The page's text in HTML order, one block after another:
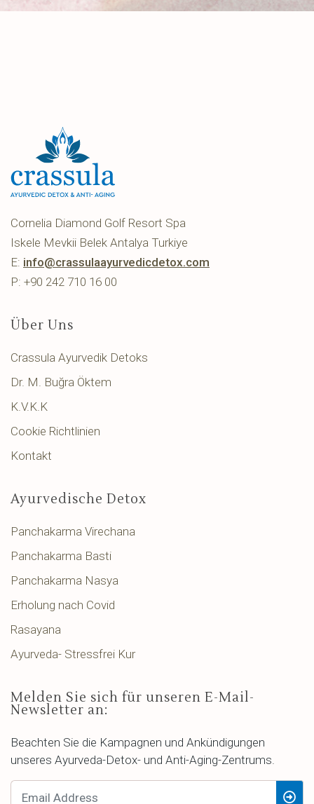
Cornelia Diamond Golf Resort Spa
Iskele Mevkii Belek Antalya Turkiye
E: info@crassulaayurvedicdetox.com
P: +90 242 710 16 00
Über Uns
Crassula Ayurvedik Detoks
Dr. M. Buğra Öktem
K.V.K.K
Cookie Richtlinien
Kontakt
Ayurvedische Detox
Panchakarma Virechana
Panchakarma Basti
Panchakarma Nasya
Erholung nach Covid
Rasayana
Ayurveda- Stressfrei Kur
Melden Sie sich für unseren E-Mail-
Newsletter an:
Beachten Sie die Kampagnen und Ankündigungen
unseres Ayurveda-Detox- und Anti-Aging-Zentrums.